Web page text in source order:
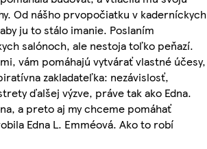
Od nášho prvopočiatku v kaderníckych
ju to stálo imanie. Poslaním
salónoch, ale nestoja toľko peňazí.
vám pomáhajú vytvárať vlastné účesy,
zakladateľka: nezávislosť,
ďalšej výzve, práve tak ako Edna.
a preto aj my chceme pomáhať
Edna L. Emméová. Ako to robí